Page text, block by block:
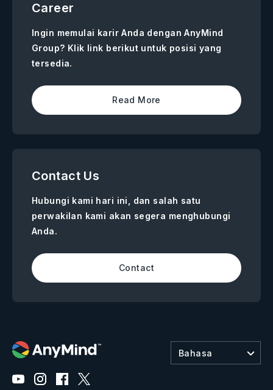
Career
Ingin memulai karir Anda dengan AnyMind
Group? Klik link berikut untuk posisi yang
tersedia.
Read More
Contact Us
Hubungi kami hari ini, dan salah satu
perwakilan kami akan segera menghubungi
Anda.
Contact
Bahasa